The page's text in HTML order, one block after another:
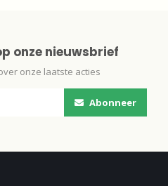
onze nieuwsbrief
onze laatste acties
Abonneer